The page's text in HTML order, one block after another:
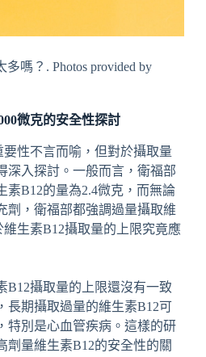
嗎？. Photos provided by
微克的安全性探討
性不言而喻，但對於攝取量
深入探討。一般而言，衛福部
素B12的量為2.4微克，而無論
劑，衛福部都強調過量攝取維
生素B12攝取量的上限究竟應
B12攝取量的上限還沒有一致
長期攝取過量的維生素B12可
特別是心血管疾病。這樣的研
劑量維生素B12的安全性的關